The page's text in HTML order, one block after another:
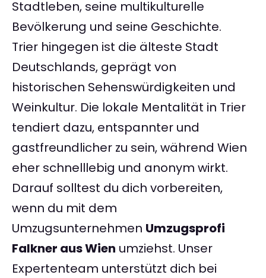
Stadtleben, seine multikulturelle
Bevölkerung und seine Geschichte.
Trier hingegen ist die älteste Stadt
Deutschlands, geprägt von
historischen Sehenswürdigkeiten und
Weinkultur. Die lokale Mentalität in Trier
tendiert dazu, entspannter und
gastfreundlicher zu sein, während Wien
eher schnelllebig und anonym wirkt.
Darauf solltest du dich vorbereiten,
wenn du mit dem
Umzugsunternehmen Umzugsprofi
Falkner aus Wien umziehst. Unser
Expertenteam unterstützt dich bei